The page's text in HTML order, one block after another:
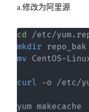
a.修改为阿里源
cd
mkdir
mv CentOS-
curl -o /etc/
yum makecache